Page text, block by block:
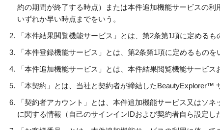
約の期間が終了する時点）または本件追加機能サービスの
いずれか早い時点までをいう。
「本件結果閲覧機能サービス」とは、第2条第1項に定めるも
「本件登録機能サービス」とは、第2条第1項に定めるものを
「本件追加機能サービス」とは、本件結果閲覧機能サービ
「本契約」とは、当社と契約者が締結したBeautyExplorer™
「契約者アカウント」とは、本件追加機能サービス又はソ
に関する情報（自己のサインインIDおよび契約者自ら設定